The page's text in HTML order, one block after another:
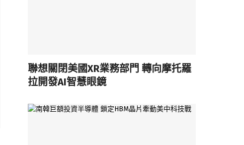
聯想關閉美國XR業務部門 轉向摩托羅
拉開發AI智慧眼鏡